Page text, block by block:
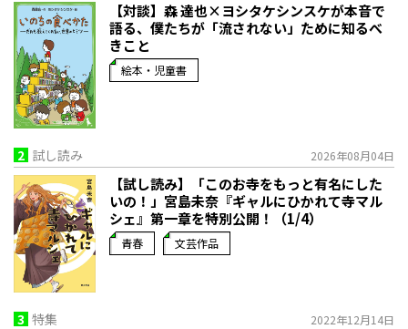
【対談】森 達也×ヨシタケシンスケが本音で
語る、僕たちが「流されない」ために知るべ
きこと
絵本・児童書
2 試し読み 2026年08月04日
【試し読み】「このお寺をもっと有名にした
いの！」宮島未奈『ギャルにひかれて寺マル
シェ』第一章を特別公開！（1/4）
青春 文芸作品
3 特集 2022年12月14日